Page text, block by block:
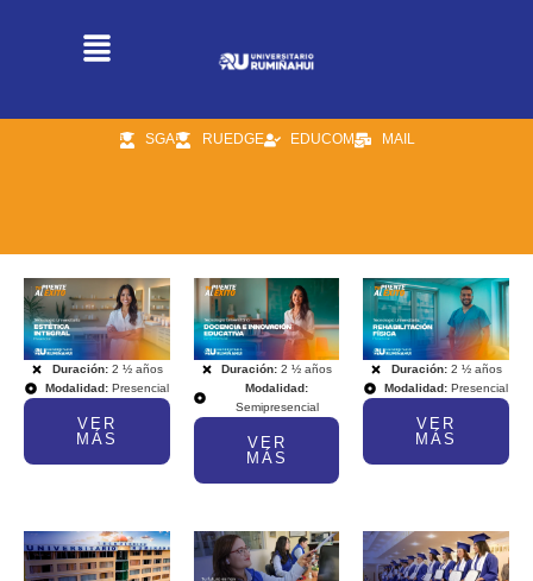
SGA RUEDGE EDUCOM MAIL
Duración:2 ½ años
Modalidad: Presencial
VER
MÁS
Duración: 2 ½ años
Modalidad:
Semipresencial
VER
MÁS
Duración:2 ½ años
Modalidad: Presencial
VER
MÁS